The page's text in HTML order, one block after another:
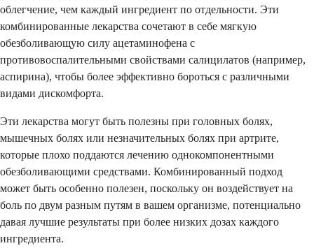
облегчение, чем каждый ингредиент по отдельности. Эти
комбинированные лекарства сочетают в себе мягкую
обезболивающую силу ацетаминофена с
противовоспалительными свойствами салицилатов (например,
аспирина), чтобы более эффективно бороться с различными
видами дискомфорта.
Эти лекарства могут быть полезны при головных болях,
мышечных болях или незначительных болях при артрите,
которые плохо поддаются лечению однокомпонентными
обезболивающими средствами. Комбинированный подход
может быть особенно полезен, поскольку он воздействует на
боль по двум разным путям в вашем организме, потенциально
давая лучшие результаты при более низких дозах каждого
ингредиента.